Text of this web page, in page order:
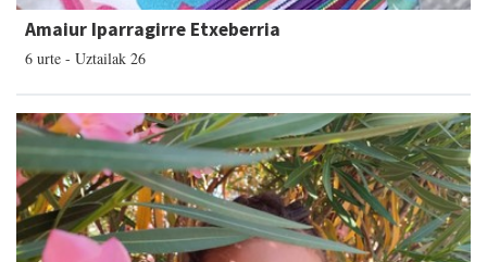
Amaiur Iparragirre Etxeberria
6 urte - Uztailak 26